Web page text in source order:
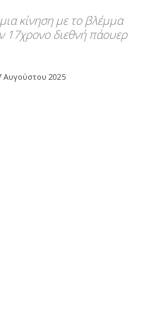
κίνηση με το βλέμμα
17χρονο διεθνή πάουερ
Αυγούστου 2025